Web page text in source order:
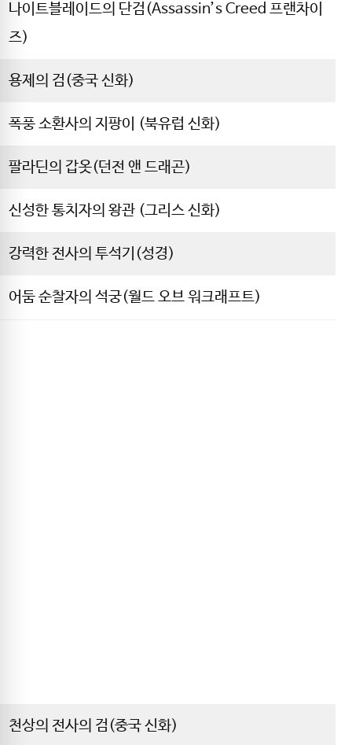
나이트블레이드의 단검(Assassin’s Creed 프랜차이
즈)
용제의 검(중국 신화)
폭풍 소환사의 지팡이 (북유럽 신화)
팔라딘의 갑옷(던전 앤 드래곤)
신성한 통치자의 왕관 (그리스 신화)
강력한 전사의 투석기(성경)
어둠 순찰자의 석궁(월드 오브 워크래프트)
천상의 전사의 검(중국 신화)